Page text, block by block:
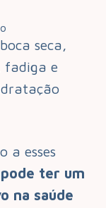
seca,
fadiga e
a esses
ter um
na saúde